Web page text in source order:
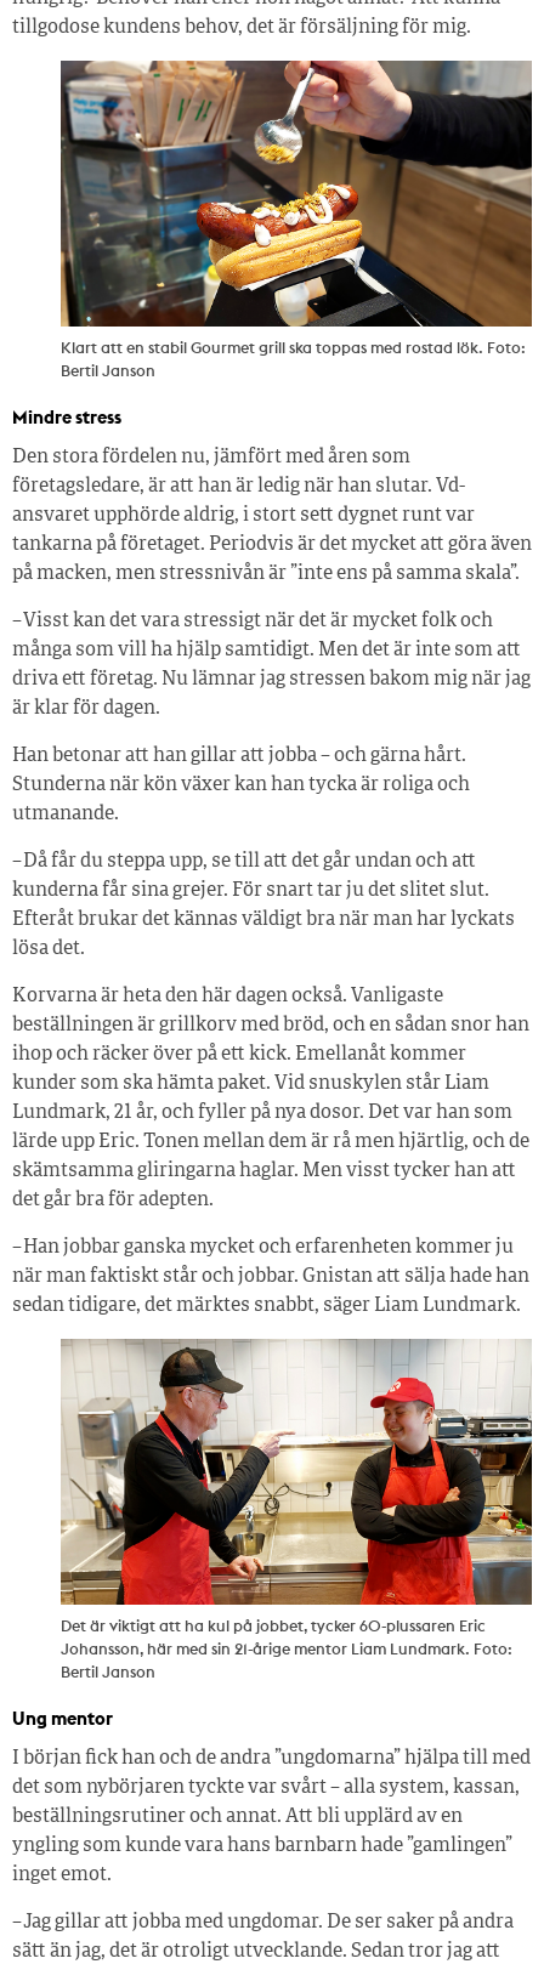
tillgodose kundens behov, det är försäljning för mig.
Klart att en stabil Gourmet grill ska toppas med rostad lök. Foto:
Bertil Janson
Mindre stress
Den stora fördelen nu, jämfört med åren som
företagsledare, är att han är ledig när han slutar. Vd-
ansvaret upphörde aldrig, i stort sett dygnet runt var
tankarna på företaget. Periodvis är det mycket att göra även
på macken, men stressnivån är ”inte ens på samma skala”.
– Visst kan det vara stressigt när det är mycket folk och
många som vill ha hjälp samtidigt. Men det är inte som att
driva ett företag. Nu lämnar jag stressen bakom mig när jag
är klar för dagen.
Han betonar att han gillar att jobba – och gärna hårt.
Stunderna när kön växer kan han tycka är roliga och
utmanande.
– Då får du steppa upp, se till att det går undan och att
kunderna får sina grejer. För snart tar ju det slitet slut.
Efteråt brukar det kännas väldigt bra när man har lyckats
lösa det.
Korvarna är heta den här dagen också. Vanligaste
beställningen är grillkorv med bröd, och en sådan snor han
ihop och räcker över på ett kick. Emellanåt kommer
kunder som ska hämta paket. Vid snuskylen står Liam
Lundmark, 21 år, och fyller på nya dosor. Det var han som
lärde upp Eric. Tonen mellan dem är rå men hjärtlig, och de
skämtsamma gliringarna haglar. Men visst tycker han att
det går bra för adepten.
– Han jobbar ganska mycket och erfarenheten kommer ju
när man faktiskt står och jobbar. Gnistan att sälja hade han
sedan tidigare, det märktes snabbt, säger Liam Lundmark.
Det är viktigt att ha kul på jobbet, tycker 60-plussaren Eric
Johansson, här med sin 21-årige mentor Liam Lundmark. Foto:
Bertil Janson
Ung mentor
I början fick han och de andra ”ungdomarna” hjälpa till med
det som nybörjaren tyckte var svårt – alla system, kassan,
beställningsrutiner och annat. Att bli upplärd av en
yngling som kunde vara hans barnbarn hade ”gamlingen”
inget emot.
– Jag gillar att jobba med ungdomar. De ser saker på andra
sätt än jag, det är otroligt utvecklande. Sedan tror jag att